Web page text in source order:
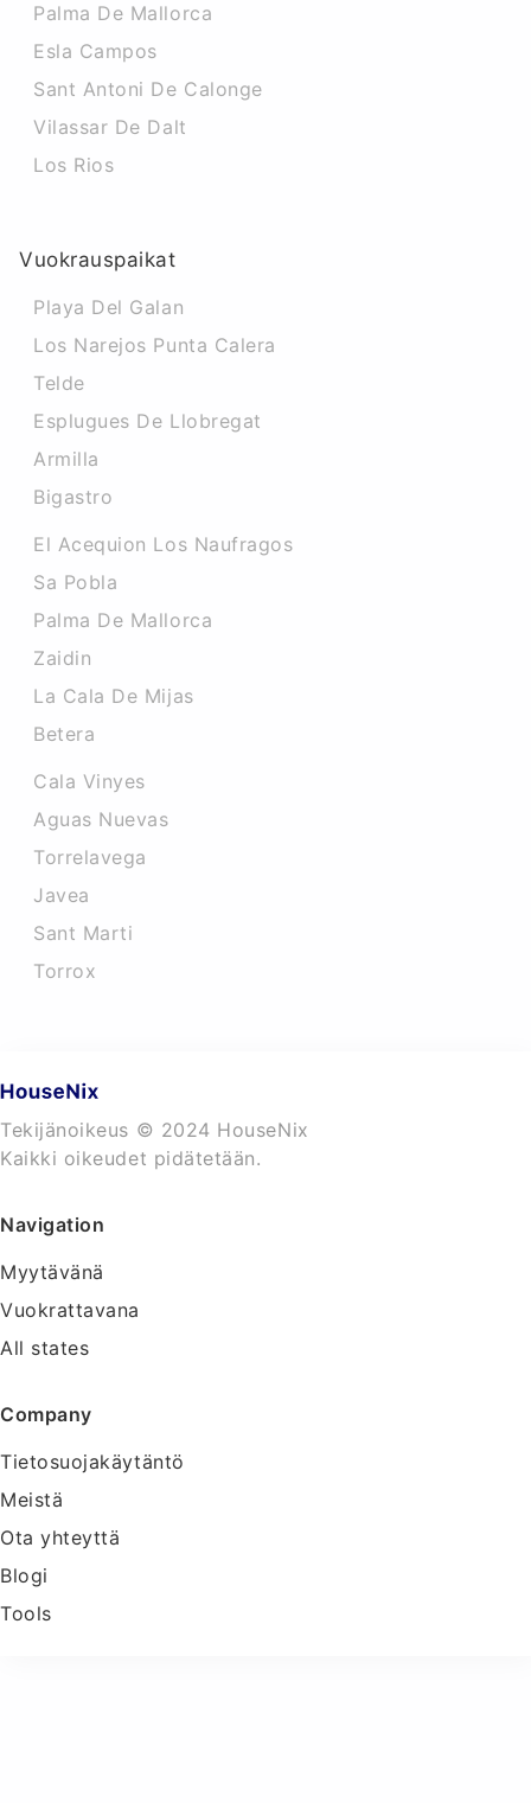
Palma De Mallorca
Esla Campos
Sant Antoni De Calonge
Vilassar De Dalt
Los Rios
Vuokrauspaikat
Playa Del Galan
Los Narejos Punta Calera
Telde
Esplugues De Llobregat
Armilla
Bigastro
El Acequion Los Naufragos
Sa Pobla
Palma De Mallorca
Zaidin
La Cala De Mijas
Betera
Cala Vinyes
Aguas Nuevas
Torrelavega
Javea
Sant Marti
Torrox
Tekijänoikeus © 2024 HouseNix
Kaikki oikeudet pidätetään.
Navigation
Myytävänä
Vuokrattavana
All states
Company
Tietosuojakäytäntö
Meistä
Ota yhteyttä
Blogi
Tools